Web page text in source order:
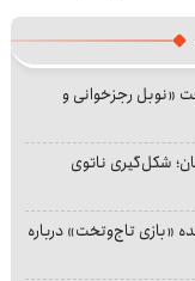
«نوبل رجزخوانی و
شکل‌گیری ناتوی
«بازی تاج‌وتخت» درباره